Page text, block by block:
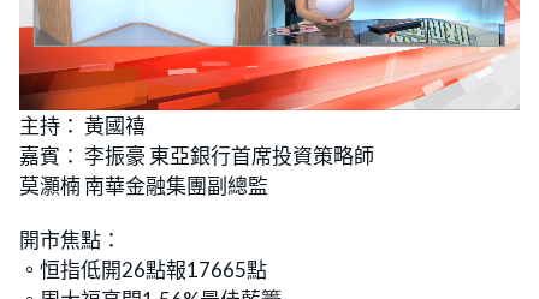
n
m
u
t
e
o
e
d
:
2
主持： 黃國禧
嘉賓： 李振豪 東亞銀行首席投資策略師
莫灝楠 南華金融集團副總監
開市焦點：
。恒指低開26點報17665點